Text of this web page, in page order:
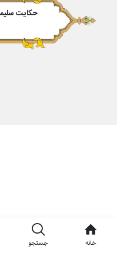
حکایت
خانه جستجو